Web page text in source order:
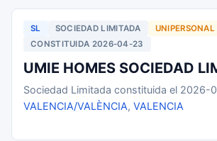
SL SOCIEDAD LIMITADA
UNIPERSONAL
CONSTITUIDA 2026-04-23
UMIE HOMES SOCIEDAD
Sociedad Limitada constituida el 2026-
VALENCIA/VALÈNCIA, VALENCIA